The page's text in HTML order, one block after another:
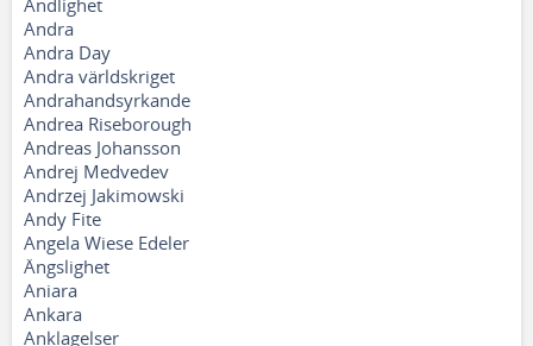
Andlighet
Andra
Andra Day
Andra världskriget
Andrahandsyrkande
Andrea Riseborough
Andreas Johansson
Andrej Medvedev
Andrzej Jakimowski
Andy Fite
Angela Wiese Edeler
Ängslighet
Aniara
Ankara
Anklagelser